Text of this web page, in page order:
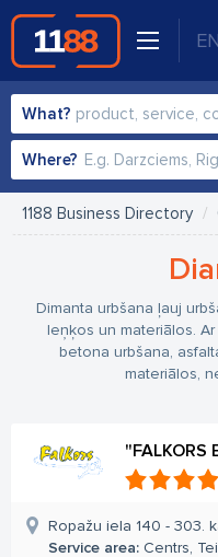
EN
What?
Where?
1188 Business Directory
Dimanta urbšana ļauj
leņķos un materiālos.
betona urbšana,
materiālos,
Ropažu iela 140 - 303.
Service area: Centrs,